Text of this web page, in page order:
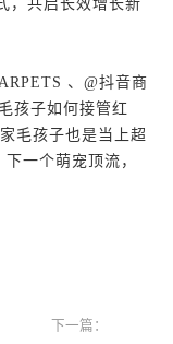
，共启长效增长新
、@抖音商
孩子如何接管红
毛孩子也是当上超
一个萌宠顶流，
下一篇：